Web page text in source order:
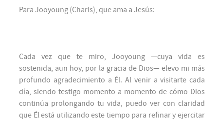
Para Jooyoung (Charis), que ama a Jesús:
Cada vez que te miro, Jooyoung —cuya vida es
sostenida, aun hoy, por la gracia de Dios— elevo mi más
profundo agradecimiento a Él. Al venir a visitarte cada
día, siendo testigo momento a momento de cómo Dios
continúa prolongando tu vida, puedo ver con claridad
que Él está utilizando este tiempo para refinar y ejercitar